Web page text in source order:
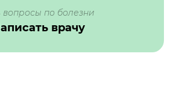
вопросы по болезни
врачу